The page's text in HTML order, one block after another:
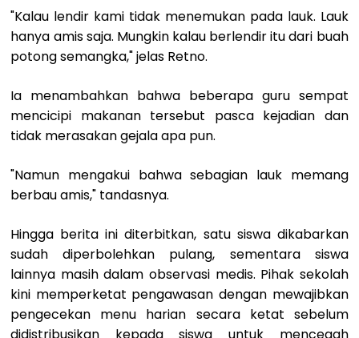
"Kalau lendir kami tidak menemukan pada lauk. Lauk
hanya amis saja. Mungkin kalau berlendir itu dari buah
potong semangka," jelas Retno.
Ia menambahkan bahwa beberapa guru sempat
mencicipi makanan tersebut pasca kejadian dan
tidak merasakan gejala apa pun.
"Namun mengakui bahwa sebagian lauk memang
berbau amis," tandasnya.
Hingga berita ini diterbitkan, satu siswa dikabarkan
sudah diperbolehkan pulang, sementara siswa
lainnya masih dalam observasi medis. Pihak sekolah
kini memperketat pengawasan dengan mewajibkan
pengecekan menu harian secara ketat sebelum